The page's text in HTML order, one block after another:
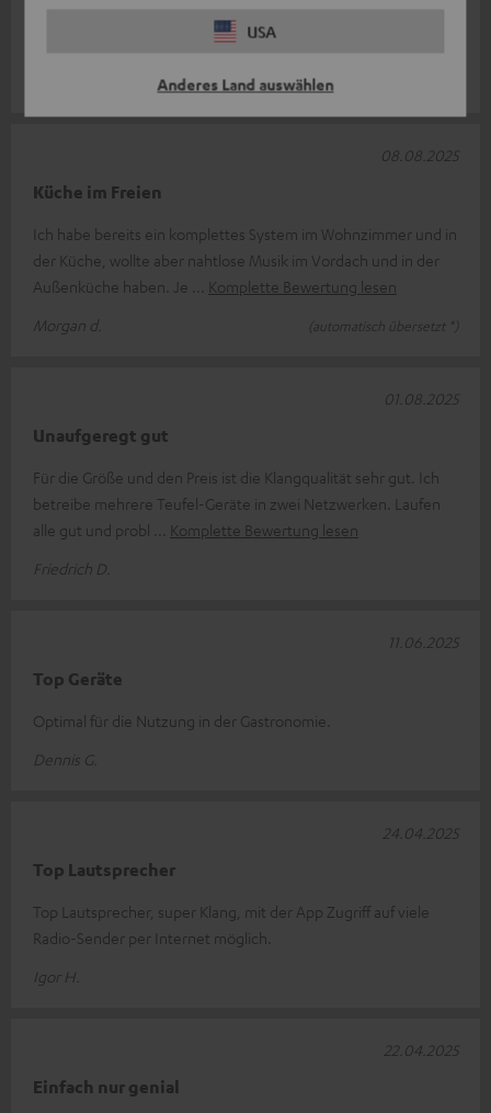
USA
Anderes Land auswählen
Toller Stereosound, gute Qualität, absolut Unterbrechungsfrei.
Ich kann diese Lautsprecher nur empfehlen.
Küche im Freien
Ich habe bereits ein komplettes System im Wohnzimmer und in
der Küche, wollte aber nahtlose Musik im Vordach und in der
Außenküche haben. Je
Komplette Bewertung lesen
Morgan d.
(automatisch übersetzt *)
08.08.2025
Unaufgeregt gut
Für die Größe und den Preis ist die Klangqualität sehr gut. Ich
betreibe mehrere Teufel-Geräte in zwei Netzwerken. Laufen
alle gut und probl
Komplette Bewertung lesen
Friedrich D.
01.08.2025
Top Geräte
Optimal für die Nutzung in der Gastronomie.
Dennis G.
11.06.2025
Top Lautsprecher
Top Lautsprecher, super Klang, mit der App Zugriff auf viele
Radio-Sender per Internet möglich.
Igor H.
24.04.2025
Einfach nur genial
22.04.2025